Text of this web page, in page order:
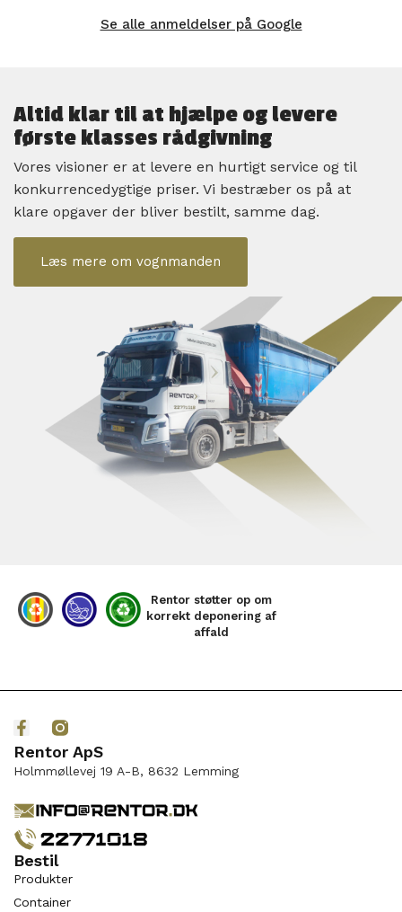
Se alle anmeldelser på Google
Altid klar til at hjælpe og levere
første klasses rådgivning
Vores visioner er at levere en hurtigt service og til
konkurrencedygtige priser. Vi bestræber os på at
klare opgaver der bliver bestilt, samme dag.
Læs mere om vognmanden
Rentor støtter op om
korrekt deponering af
affald
Rentor ApS
Holmmøllevej 19 A-B, 8632 Lemming
Bestil
Produkter
Container